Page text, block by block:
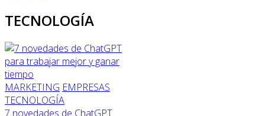
TECNOLOGÍA
MARKETING EMPRESAS
TECNOLOGÍA
7 novedades de ChatGPT